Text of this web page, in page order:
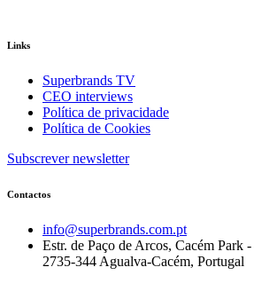
Links
Superbrands TV
CEO interviews
Política de privacidade
Política de Cookies
Subscrever newsletter
Contactos
info@superbrands.com.pt
Estr. de Paço de Arcos, Cacém Park
2735-344 Agualva-Cacém, Portugal